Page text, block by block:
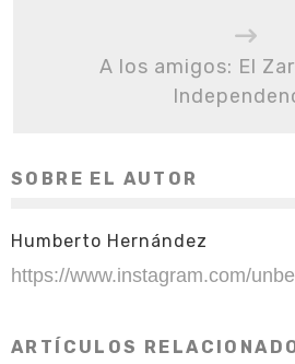
A los amigos: El
SOBRE EL AUTOR
Humberto Hernández
https://www.instagram.com/
ARTÍCULOS